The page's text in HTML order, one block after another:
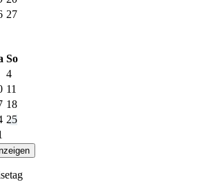
27
So
4
11
18
25